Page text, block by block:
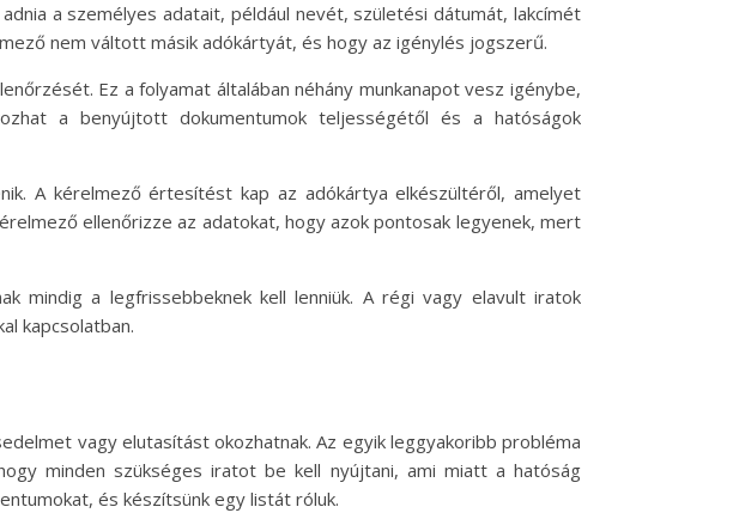
a személyes adatait, például nevét, születési dátumát, lakcímét
nem váltott másik adókártyát, és hogy az igénylés jogszerű.
Ez a folyamat általában néhány munkanapot vesz igénybe,
a benyújtott dokumentumok teljességétől és a hatóságok
A kérelmező értesítést kap az adókártya elkészültéről, amelyet
ellenőrizze az adatokat, hogy azok pontosak legyenek, mert
mindig a legfrissebbeknek kell lenniük. A régi vagy elavult iratok
kapcsolatban.
vagy elutasítást okozhatnak. Az egyik leggyakoribb probléma
minden szükséges iratot be kell nyújtani, ami miatt a hatóság
és készítsünk egy listát róluk.